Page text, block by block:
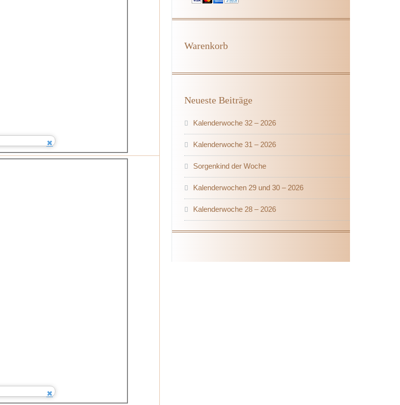
Warenkorb
Neueste Beiträge
Kalenderwoche 32 – 2026
Kalenderwoche 31 – 2026
Sorgenkind der Woche
Kalenderwochen 29 und 30 – 2026
Kalenderwoche 28 – 2026